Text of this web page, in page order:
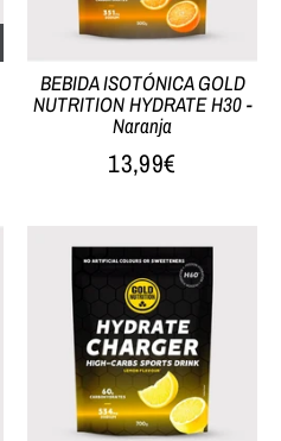
BEBIDA ISOTÓNICA GOLD
NUTRITION HYDRATE H30 -
Naranja
13,99€